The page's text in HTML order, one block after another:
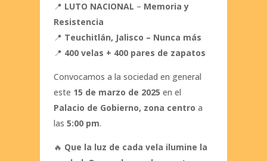
📍 LUTO NACIONAL – Memoria y
Resistencia
📍 Teuchitlán, Jalisco – Nunca más
📍 400 velas + 400 pares de zapatos
Convocamos a la sociedad en general
este 15 de marzo de 2025 en el
Palacio de Gobierno, zona centro a
las 5:00 pm.
🔥 Que la luz de cada vela ilumine la